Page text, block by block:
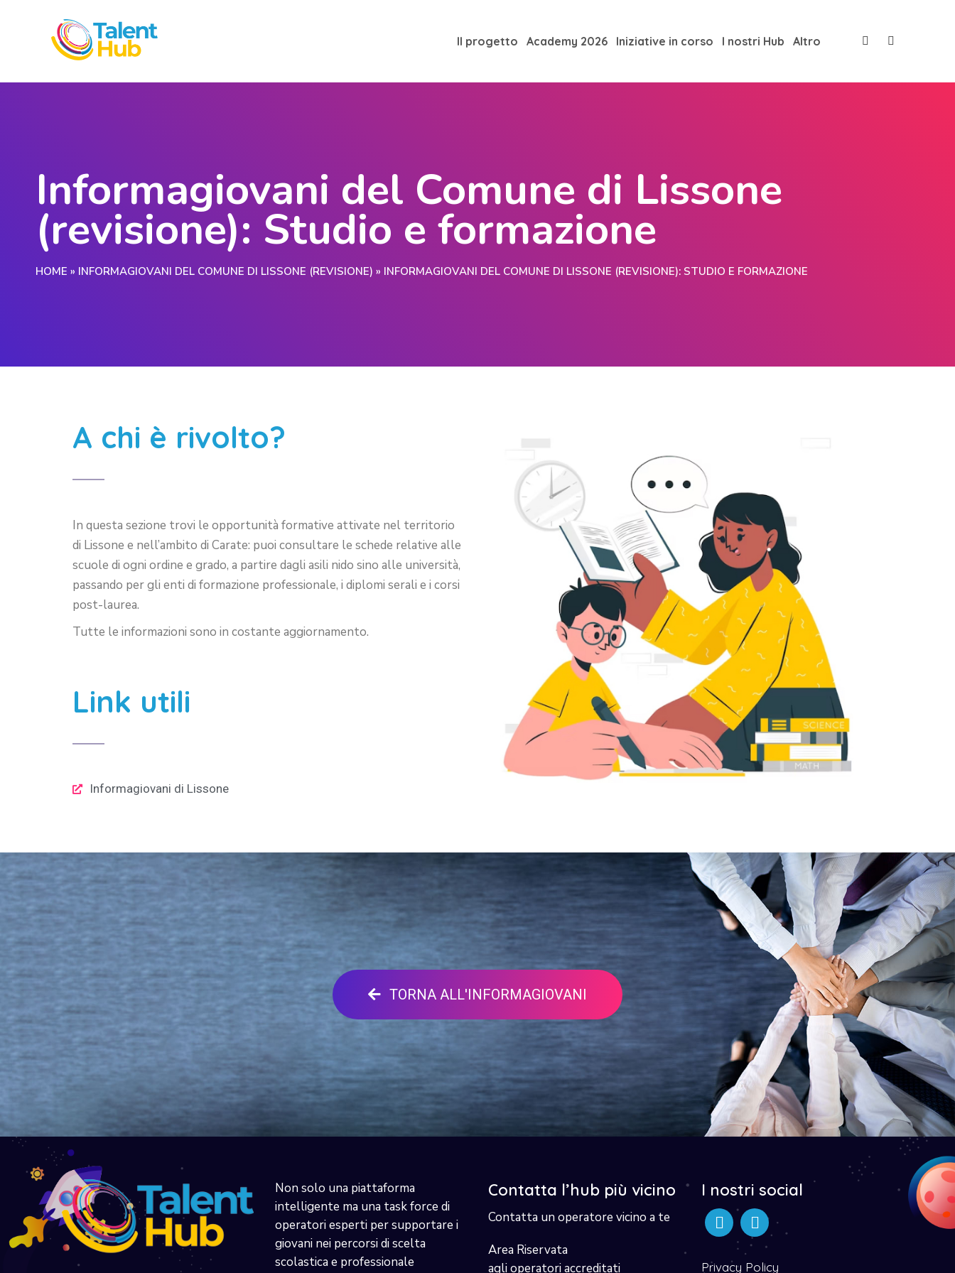
Il progetto Academy 2026 Iniziative in corso I nostri Hub Altro
Informagiovani del Comune di Lissone
(revisione): Studio e formazione
HOME » INFORMAGIOVANI DEL COMUNE DI LISSONE (REVISIONE) » INFORMAGIOVANI DEL COMUNE DI LISSONE (REVISIONE): STUDIO E FORMAZIONE
A chi è rivolto?
In questa sezione trovi le opportunità formative attivate nel territorio
di Lissone e nell’ambito di Carate: puoi consultare le schede relative alle
scuole di ogni ordine e grado, a partire dagli asili nido sino alle università,
passando per gli enti di formazione professionale, i diplomi serali e i corsi
post-laurea.
Tutte le informazioni sono in costante aggiornamento.
Link utili
Informagiovani di Lissone
TORNA ALL'INFORMAGIOVANI
Non solo una piattaforma
intelligente ma una task force di
operatori esperti per supportare i
giovani nei percorsi di scelta
scolastica e professionale
Contatta l’hub più vicino
Contatta un operatore vicino a te
Area Riservata
agli operatori accreditati
I nostri social
Privacy Policy